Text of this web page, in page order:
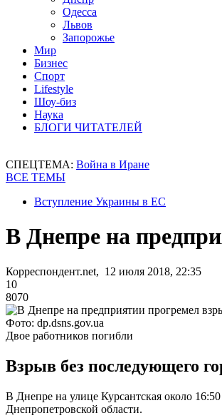
Одесса
Львов
Запорожье
Мир
Бизнес
Спорт
Lifestyle
Шоу-биз
Наука
БЛОГИ ЧИТАТЕЛЕЙ
СПЕЦТЕМА: Война в Иране
ВСЕ ТЕМЫ
Вступление Украины в ЕС
В Днепре на
Корреспондент.net, 12 июля 2018, 22:35
10
8070
Фото: dp.dsns.gov.ua
Двое работников погибли
Взрыв без последующего
В Днепре на улице Курсантская около
Днепропетровской области.